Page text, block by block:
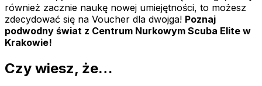
również zacznie naukę nowej umiejętności, to możesz
zdecydować się na Voucher dla dwojga! Poznaj
podwodny świat z Centrum Nurkowym Scuba Elite w
Krakowie!
Czy wiesz, że…